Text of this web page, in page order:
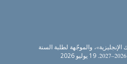
والموجّهة لطلبة السنة
19 يوليو 2026